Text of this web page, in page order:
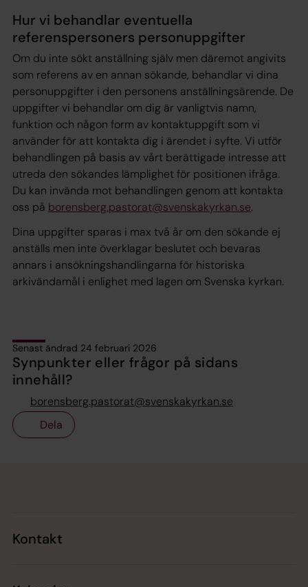
Hur vi behandlar eventuella
referenspersoners personuppgifter
Om du inte sökt anställning själv men däremot angivits
som referens av en annan sökande, behandlar vi dina
personuppgifter i den personens anställningsärende. De
uppgifter vi behandlar om dig är vanligtvis namn,
funktion och någon form av kontaktuppgift som vi
använder för att kontakta dig i ärendet i syfte. Vi utför
behandlingen på basis av vårt berättigade intresse att
utreda den sökandes lämplighet för positionen ifråga.
Du kan invända mot behandlingen genom att kontakta
oss på borensberg.pastorat@svenskakyrkan.se.
Dina uppgifter sparas i max två år om den sökande ej
anställs men inte överklagar beslutet och bevaras
annars i ansökningshandlingarna för historiska
arkivändamål i enlighet med lagen om Svenska kyrkan.
Senast ändrad 24 februari 2026
Synpunkter eller frågor på sidans
innehåll?
borensberg.pastorat@svenskakyrkan.se
Dela
Kontakt